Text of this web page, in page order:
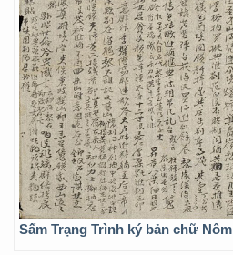
Sấm Trạng Trình ký bản chữ Nôm